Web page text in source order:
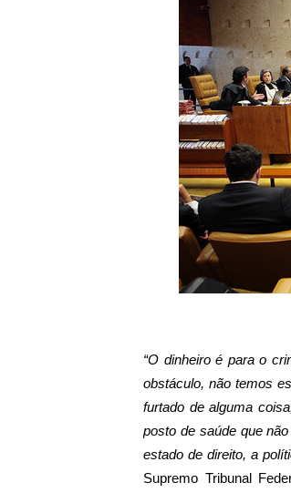
“O dinheiro é para o
obstáculo, não temos
furtado de alguma
posto de saúde que
estado de direito, a
Supremo Tribunal